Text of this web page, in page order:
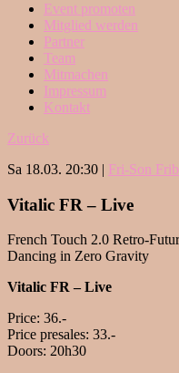
Event promoten
Mitglied werden
Partner
Team
Mitmachen
Impressum
Kontakt
Zurück
Sa 18.03. 20:30 | Fri-Son
Vitalic FR – Live
French Touch 2.0 Retro-
Dancing in Zero Gravity
Vitalic FR – Live
Price: 36.-
Price presales: 33.-
Doors: 20h30